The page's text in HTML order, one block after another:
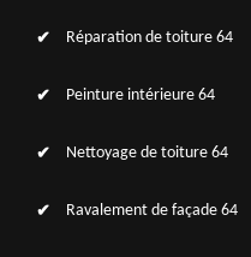
Réparation de toiture 64
Peinture intérieure 64
Nettoyage de toiture 64
Ravalement de façade 64